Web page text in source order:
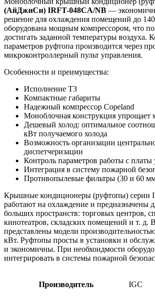
(АйДжиСи) IRFT-048CA/NB —
решение для охлаждения помещений до
оборудована мощным компрессором, что
достигать заданной температуры воздуха.
параметров руфтопа производится через
микроконтроллерный пульт управления.
Особенности и преимущества:
Исполнение Т3
Компактные габариты
Надежный компрессор Copeland
Моноблочная конструкция упрощает
Дешевый холод: оптимальное
кВт получаемого холода
Возможность организации
диспетчеризации
Контроль параметров работы с платы
Интеграция в систему пожарной
Противопылевые фильтры (30 и 60
Крышные кондиционеры (руфтопы) серии
работают на охлаждение и предназначены
больших пространств: торговых центров,
кинотеатров, складских помещений и т. д.
представлены модели
кВт. Руфтопы просты в установки и
и экономичны. При необхоидмости
интегрировать в системы пожарной
Производитель IGC